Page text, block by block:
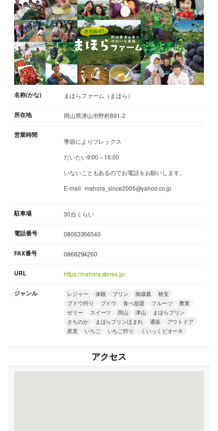
名称(かな) まほらファーム（まほら）
所在地 岡山県津山市野村891-2
営業時間
季節によりフレックス
だいたい9:00～16:00
いないこともあるのでお電話をお願いします。
E-mail: mahora_since2005@yahoo.co.jp
駐車場 30台くらい
電話番号 08063356540
FAX番号 0868294260
URL https://mahora.stores.jp/
ジャンル レジャー 体験 プリン 御歳暮
格安
ブドウ狩り
ブドウ 食べ放題 フルーツ
農業
ゼリー
スイーツ 岡山 津山
まほらプリン
さちのか
まほらプリンほまれ 通販
アウトドア
産直
いちご いちご狩り くいっくピオーネ
アクセス